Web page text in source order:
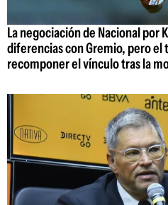
La negociación de Nacional por
diferencias con Gremio, pero
recomponer el vínculo tras la